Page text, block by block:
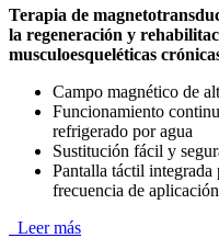
Terapia de
la regeneración y
musculoesqueléticas
Campo magnético de
Funcionamiento
refrigerado por agua
Sustitución fácil y
Pantalla táctil integrada
frecuencia de
Leer más